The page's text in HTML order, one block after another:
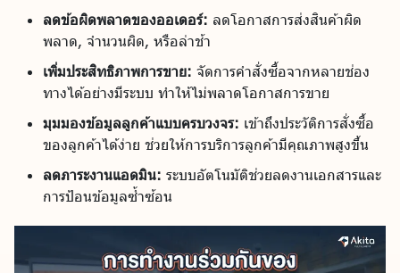
ลดข้อผิดพลาดของออเดอร์: ลดโอกาสการส่งสินค้าผิด
พลาด, จำนวนผิด, หรือล่าช้า
เพิ่มประสิทธิภาพการขาย: จัดการคำสั่งซื้อจากหลายช่อง
ทางได้อย่างมีระบบ ทำให้ไม่พลาดโอกาสการขาย
มุมมองข้อมูลลูกค้าแบบครบวงจร: เข้าถึงประวัติการสั่งซื้อ
ของลูกค้าได้ง่าย ช่วยให้การบริการลูกค้ามีคุณภาพสูงขึ้น
ลดภาระงานแอดมิน: ระบบอัตโนมัติช่วยลดงานเอกสารและ
การป้อนข้อมูลซ้ำซ้อน